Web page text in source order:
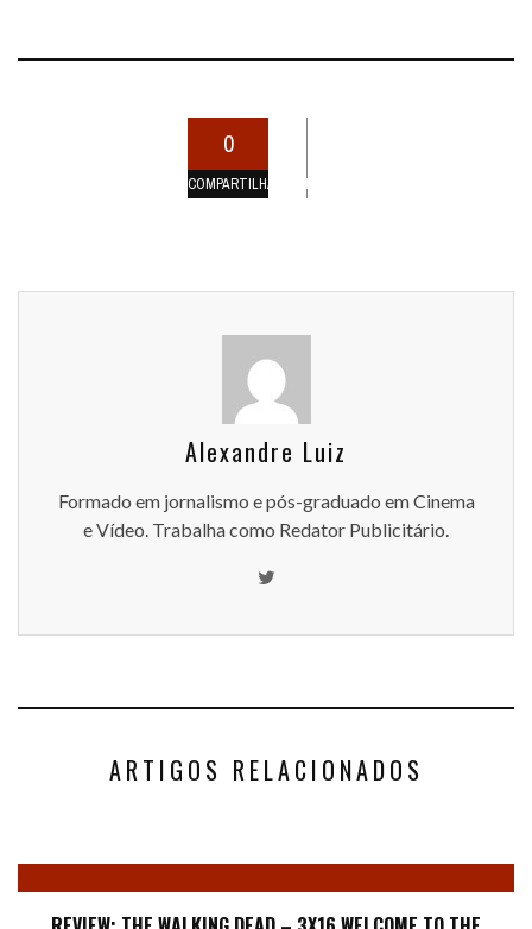
0
COMPARTILHAMENTOS
Alexandre Luiz
Formado em jornalismo e pós-graduado em Cinema
e Vídeo. Trabalha como Redator Publicitário.
ARTIGOS RELACIONADOS